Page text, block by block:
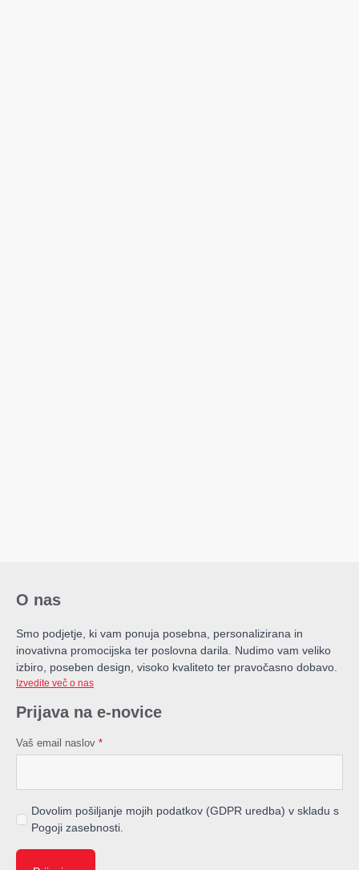
O nas
Smo podjetje, ki vam ponuja posebna, personalizirana in
inovativna promocijska ter poslovna darila. Nudimo vam veliko
izbiro, poseben design, visoko kvaliteto ter pravočasno dobavo.
Izvedite več o nas
Prijava na e-novice
Vaš email naslov *
Dovolim pošiljanje mojih podatkov (GDPR uredba) v skladu s
Pogoji zasebnosti.